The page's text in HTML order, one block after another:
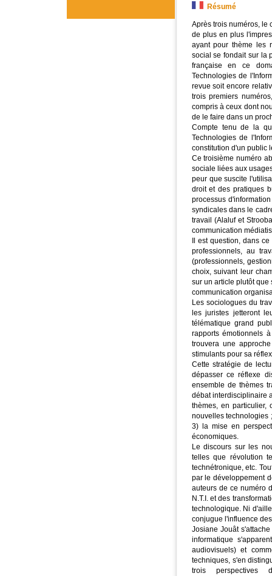
Résumé
Après trois numéros, le
de plus en plus
ayant pour thème les
social se fondait sur la
française en ce
Technologies de
revue soit encore
trois premiers
compris à ceux dont
de le faire dans un
Compte tenu de la
Technologies de
constitution d'un public
Ce troisième numéro
sociale liées aux
peur que suscite
droit et des pratiques
processus
syndicales dans le
travail (Alaluf et
communication
Il est question, dans
professionnels, au
(professionnels,
choix, suivant leur
sur un article plutôt que
communication
Les sociologues du
les juristes jetteront
télématique grand
rapports émotionnels
trouvera une
stimulants pour sa
Cette stratégie de
dépasser ce réflexe
ensemble de thèmes
débat interdisciplinaire
thèmes, en
nouvelles technologies
3) la mise en
économiques.
Le discours sur les
telles que révolution
technétronique, etc.
par le développement
auteurs de ce numéro
N.T.I. et des
technologique. Ni
conjugue l'influence
Josiane Jouât
informatique
audiovisuels) et
techniques, s'en
trois perspectives